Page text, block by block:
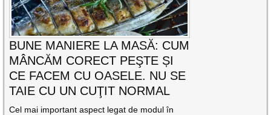
BUNE MANIERE LA MASĂ: CUM
MÂNCĂM CORECT PEŞTE ȘI
CE FACEM CU OASELE. NU SE
TAIE CU UN CUŢIT NORMAL
Cel mai important aspect legat de modul în